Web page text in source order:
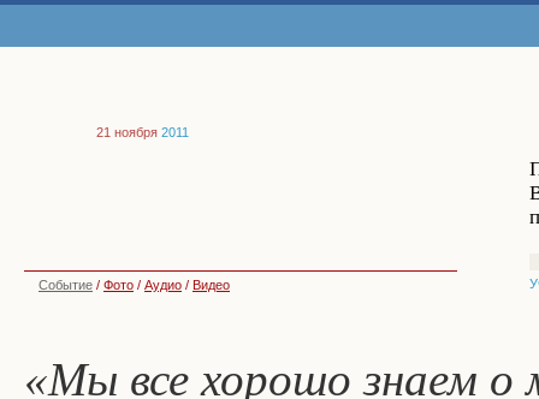
21 ноября 2011
Событие / Фото / Аудио / Видео
«Мы все хорошо знаем о